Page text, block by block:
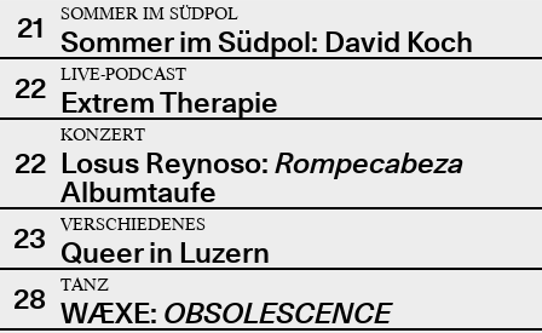
21
SOMMER IM SÜDPOL
Sommer im Südpol: David Koch
22
LIVE-PODCAST
Extrem Therapie
22
KONZERT
Losus Reynoso: Rompecabeza
Albumtaufe
23
VERSCHIEDENES
Queer in Luzern
28
TANZ
WÆXE: OBSOLESCENCE